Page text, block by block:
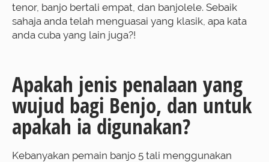
tenor, banjo bertali empat, dan banjolele. Sebaik
sahaja anda telah menguasai yang klasik, apa kata
anda cuba yang lain juga?!
Apakah jenis penalaan yang
wujud bagi Benjo, dan untuk
apakah ia digunakan?
Kebanyakan pemain banjo 5 tali menggunakan